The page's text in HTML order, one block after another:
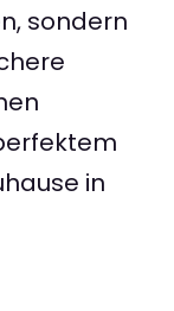
sondern
in